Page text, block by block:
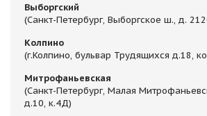
Выборгский
(Санкт-Петербург, Выборгское ш., д.
Колпино
(г.Колпино, бульвар Трудящихся д.18,
Митрофаньевская
(Санкт-Петербург, Малая
д.10, к.4Д)